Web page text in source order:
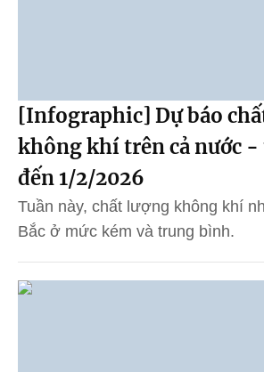
[Infographic] Dự báo
không khí trên cả nước -
đến 1/2/2026
Tuần này, chất lượng không khí
Bắc ở mức kém và trung bình.